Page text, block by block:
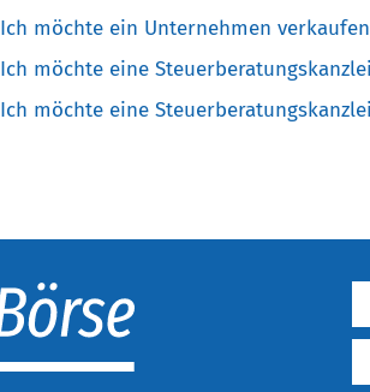
Ich möchte ein Unternehmen verkaufen
Ich möchte eine
Ich möchte eine